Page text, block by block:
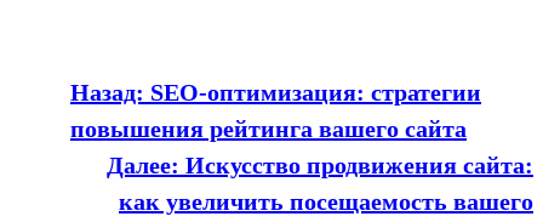
Назад: SEO-оптимизация: стратегии
повышения рейтинга вашего сайта
Далее: Искусство продвижения сайта:
как увеличить посещаемость вашего